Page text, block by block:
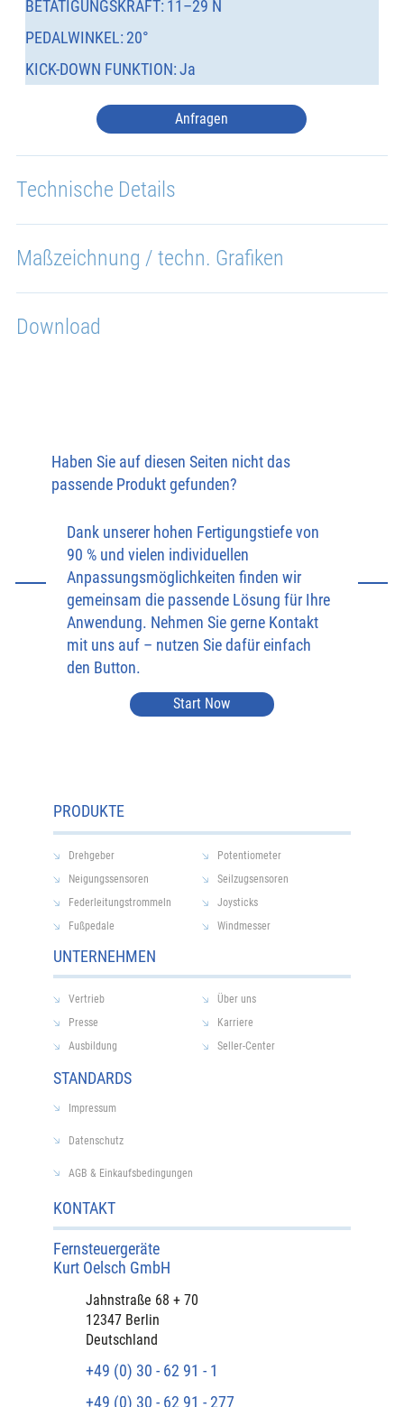
BETÄTIGUNGSKRAFT: 11–29 N
PEDALWINKEL: 20°
KICK-DOWN FUNKTION: Ja
Anfragen
Technische Details
Maßzeichnung / techn. Grafiken
Download
Haben Sie auf diesen Seiten nicht das
passende Produkt gefunden?
Dank unserer hohen Fertigungstiefe von
90 % und vielen individuellen
Anpassungsmöglichkeiten finden wir
gemeinsam die passende Lösung für Ihre
Anwendung. Nehmen Sie gerne Kontakt
mit uns auf – nutzen Sie dafür einfach
den Button.
Start Now
PRODUKTE
UNTERNEHMEN
KONTAKT
Drehgeber
Potentiometer
Neigungssensoren
Seilzugsensoren
Federleitungstrommeln
Joysticks
Fußpedale
Windmesser
Fernsteuergeräte
Kurt Oelsch GmbH​
​Jahnstraße 68 + 70
12347 Berlin
Deutschland
+49 (0) 30 - 62 91 - 1
+49 (0) 30 - 62 91 - 277
Vertrieb
Über uns
Presse
Karriere
Ausbildung
Seller-Center
STANDARDS
Impressum
Datenschutz
AGB & Einkaufsbedingungen